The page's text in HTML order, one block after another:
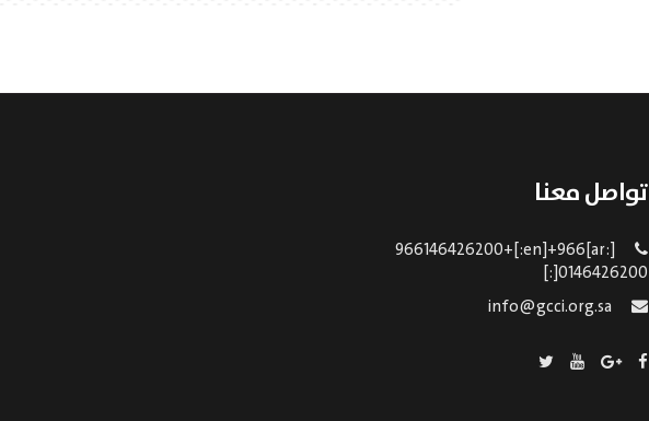
تواصل معنا
[:ar]966146426200+[:en]+966
0146426200[:]